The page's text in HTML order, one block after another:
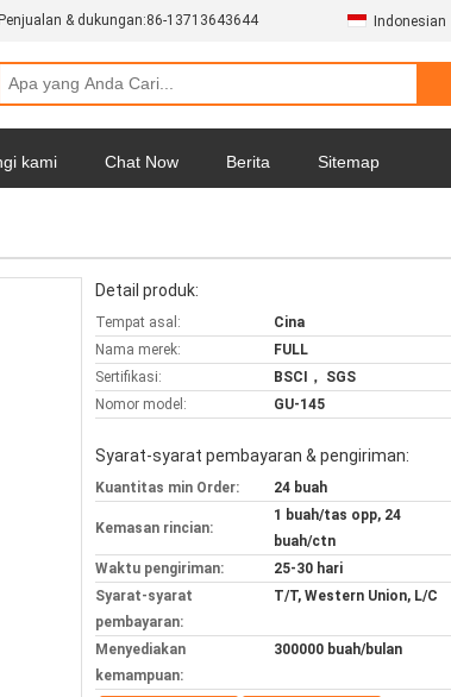
Penjualan & dukungan:86-13713643644 Indonesian
kami Chat Now Berita Sitemap
Detail produk:
Tempat asal:
Cina
Nama merek:
FULL
Sertifikasi:
BSCI， SGS
Nomor model:
GU-145
Syarat-syarat pembayaran & pengiriman:
Kuantitas min Order: 24 buah
Kemasan rincian:
1 buah/tas opp, 24
buah/ctn
Waktu pengiriman:
25-30 hari
Syarat-syarat
pembayaran:
T/T, Western Union, L/C
Menyediakan
kemampuan:
300000 buah/bulan